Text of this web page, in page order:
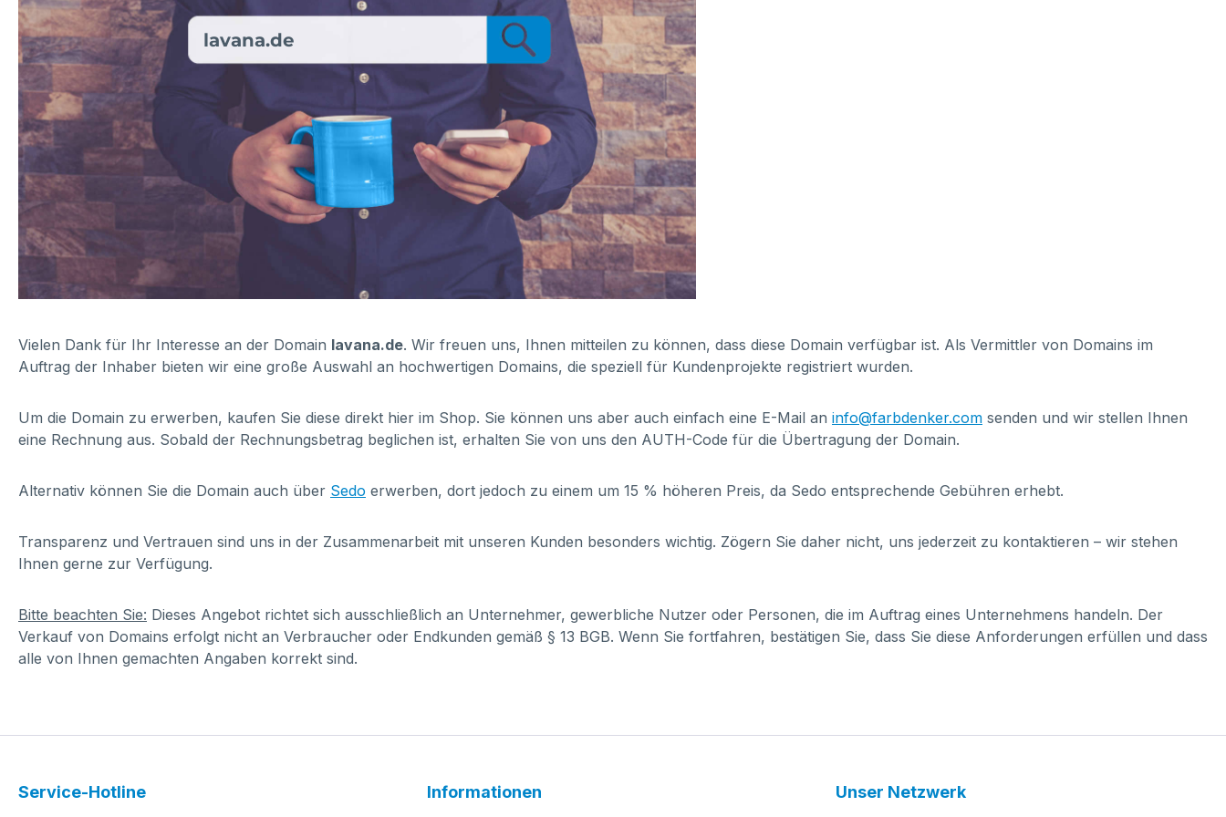
lavana.de
Vielen Dank für Ihr Interesse an der Domain lavana.de. Wir freuen uns, Ihnen mitteilen zu können, dass diese Domain verfügbar ist. Als Vermittler von Domains im
Auftrag der Inhaber bieten wir eine große Auswahl an hochwertigen Domains, die speziell für Kundenprojekte registriert wurden.
Um die Domain zu erwerben, kaufen Sie diese direkt hier im Shop. Sie können uns aber auch einfach eine E-Mail an info@farbdenker.com senden und wir stellen Ihnen
eine Rechnung aus. Sobald der Rechnungsbetrag beglichen ist, erhalten Sie von uns den AUTH-Code für die Übertragung der Domain.
Alternativ können Sie die Domain auch über Sedo erwerben, dort jedoch zu einem um 15 % höheren Preis, da Sedo entsprechende Gebühren erhebt.
Transparenz und Vertrauen sind uns in der Zusammenarbeit mit unseren Kunden besonders wichtig. Zögern Sie daher nicht, uns jederzeit zu kontaktieren – wir stehen
Ihnen gerne zur Verfügung.
Bitte beachten Sie: Dieses Angebot richtet sich ausschließlich an Unternehmer, gewerbliche Nutzer oder Personen, die im Auftrag eines Unternehmens handeln. Der
Verkauf von Domains erfolgt nicht an Verbraucher oder Endkunden gemäß § 13 BGB. Wenn Sie fortfahren, bestätigen Sie, dass Sie diese Anforderungen erfüllen und dass
alle von Ihnen gemachten Angaben korrekt sind.
Service-Hotline Informationen Unser Netzwerk